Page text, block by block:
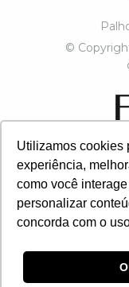
Utilizamos cookies
experiência,
como você
personalizar
concorda com o
©
© 2026 - Todos os direitos